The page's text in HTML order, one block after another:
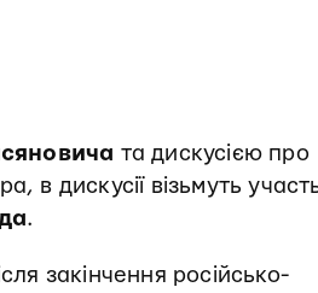
та дискусією про
в дискусії візьмуть
.
закінчення російсько-